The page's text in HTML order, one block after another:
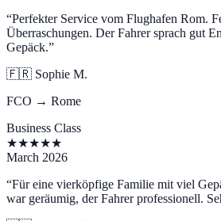
“Perfekter Service vom Flughafen Rom.
Überraschungen. Der Fahrer sprach gut
Gepäck.”
🇫🇷 Sophie M.
FCO → Rome
Business Class
★★★★★
March 2026
“Für eine vierköpfige Familie mit viel
war geräumig, der Fahrer professionell.